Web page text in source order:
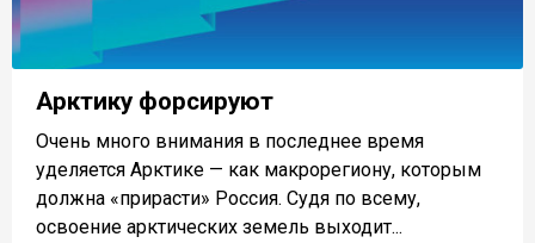
Арктику форсируют
Очень много внимания в последнее время
уделяется Арктике — как макрорегиону, которым
должна «прирасти» Россия. Судя по всему,
освоение арктических земель выходит...